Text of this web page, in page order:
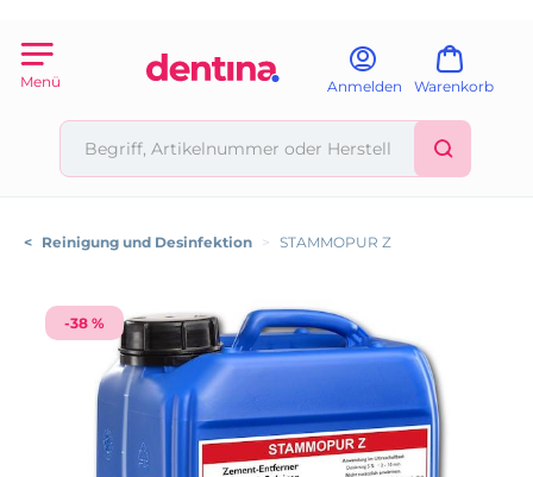
Menü Anmelden Warenkorb
< Reinigung und Desinfektion > STAMMOPUR Z
-38 %